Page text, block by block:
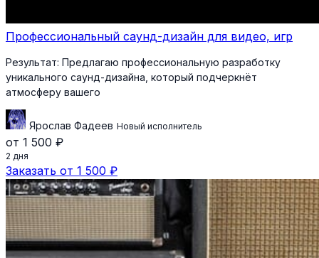
Профессиональный саунд-дизайн для видео, игр
Результат: Предлагаю профессиональную разработку
уникального саунд-дизайна, который подчеркнёт
атмосферу вашего
Ярослав Фадеев Новый исполнитель
от 1 500 ₽
2 дня
Заказать от 1 500 ₽